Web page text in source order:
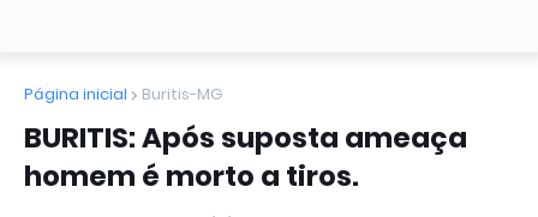
Página inicial Buritis-MG
BURITIS: Após suposta ameaça
homem é morto a tiros.